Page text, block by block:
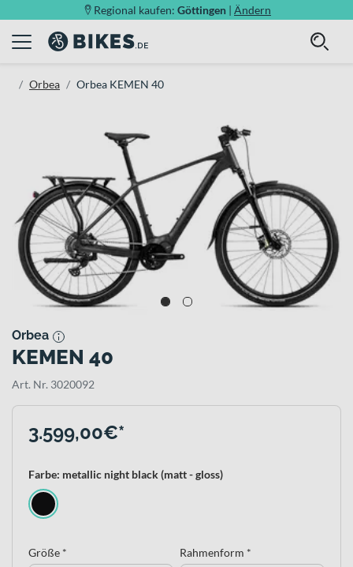
Regional kaufen: Göttingen | Ändern
Orbea Orbea KEMEN 40
Orbea
KEMEN 40
Art. Nr. 3020092
3.599,00€*
Farbe: metallic night black (matt - gloss)
Größe * Rahmenform *